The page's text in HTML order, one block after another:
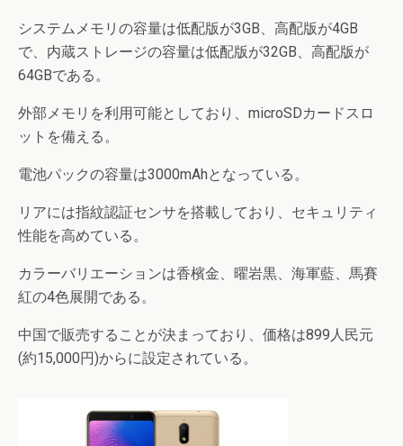
システムメモリの容量は低配版が3GB、高配版が4GB
で、内蔵ストレージの容量は低配版が32GB、高配版が
64GBである。
外部メモリを利用可能としており、microSDカードスロ
ットを備える。
電池パックの容量は3000mAhとなっている。
リアには指紋認証センサを搭載しており、セキュリティ
性能を高めている。
カラーバリエーションは香檳金、曜岩黒、海軍藍、馬賽
紅の4色展開である。
中国で販売することが決まっており、価格は899人民元
(約15,000円)からに設定されている。